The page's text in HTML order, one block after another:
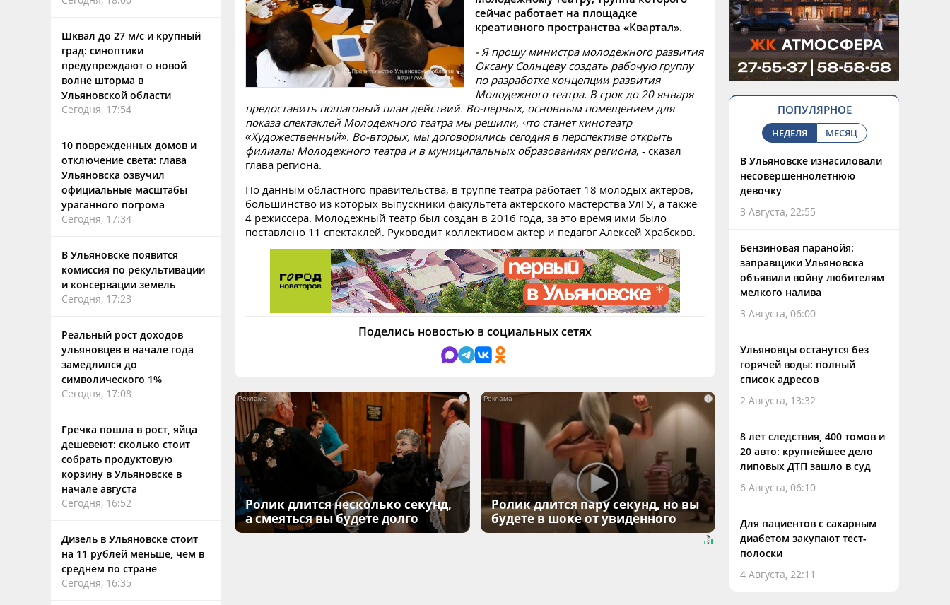
Шквал до 27 м/с и крупный
град: синоптики
предупреждают о новой
волне шторма в
Ульяновской области
Сегодня, 17:54
10 поврежденных домов и
отключение света: глава
Ульяновска озвучил
официальные масштабы
ураганного погрома
Сегодня, 17:34
В Ульяновске появится
комиссия по рекультивации
и консервации земель
Сегодня, 17:23
Реальный рост доходов
ульяновцев в начале года
замедлился до
символического 1%
Сегодня, 17:08
Гречка пошла в рост, яйца
дешевеют: сколько стоит
собрать продуктовую
корзину в Ульяновске в
начале августа
Сегодня, 16:52
Дизель в Ульяновске стоит
на 11 рублей меньше, чем в
среднем по стране
Сегодня, 16:35
сейчас работает на площадке
креативного пространства «Квартал».
- Я прошу министра молодежного развития
Оксану Солнцеву создать рабочую группу
по разработке концепции развития
Молодежного театра. В срок до 20 января
предоставить пошаговый план действий. Во-первых, основным помещением для
показа спектаклей Молодежного театра мы решили, что станет кинотеатр
«Художественный». Во-вторых, мы договорились сегодня в перспективе открыть
филиалы Молодежного театра и в муниципальных образованиях региона, - сказал
глава региона.
По данным областного правительства, в труппе театра работает 18 молодых актеров,
большинство из которых выпускники факультета актерского мастерства УлГУ, а также
4 режиссера. Молодежный театр был создан в 2016 года, за это время ими было
поставлено 11 спектаклей. Руководит коллективом актер и педагог Алексей Храбсков.
Поделись новостью в социальных сетях
i
Ролик длится несколько секунд,
а смеяться вы будете долго
i
Ролик длится пару секунд, но вы
будете в шоке от увиденного
ПОПУЛЯРНОЕ
НЕДЕЛЯ МЕСЯЦ
В Ульяновске изнасиловали
несовершеннолетнюю
девочку
3 Августа, 22:55
Бензиновая паранойя:
заправщики Ульяновска
объявили войну любителям
мелкого налива
3 Августа, 06:00
Ульяновцы останутся без
горячей воды: полный
список адресов
2 Августа, 13:32
8 лет следствия, 400 томов и
20 авто: крупнейшее дело
липовых ДТП зашло в суд
6 Августа, 06:10
Для пациентов с сахарным
диабетом закупают тест-
полоски
4 Августа, 22:11